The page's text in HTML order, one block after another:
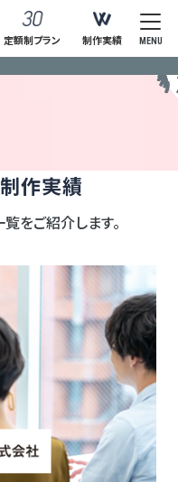
定額制プラン 制作実績 MENU
作実績
をご紹介します。